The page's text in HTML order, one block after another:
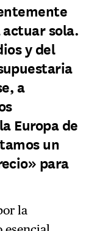
sola.
y del
a
Europa de
un
para
la